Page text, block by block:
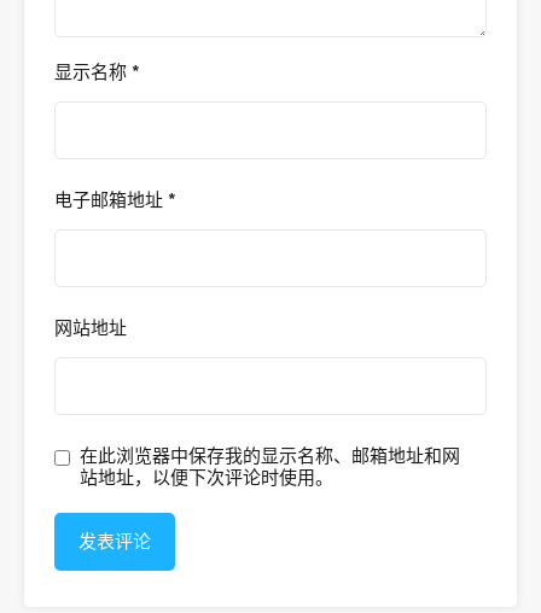
显示名称 *
电子邮箱地址 *
网站地址
在此浏览器中保存我的显示名称、邮箱地址和网
站地址，以便下次评论时使用。